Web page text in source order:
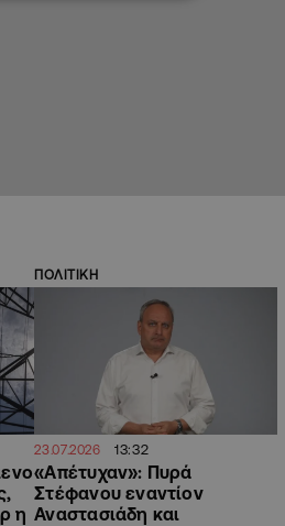
η
ΠΟΛΙΤΙΚΗ
23.07.2026 13:32
«Απέτυχαν»: Πυρά
Στέφανου εναντίον
Αναστασιάδη και